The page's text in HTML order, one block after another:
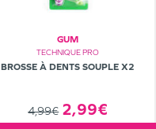
GUM
TECHNIQUE PRO
BROSSE À DENTS SOUPLE X2
4,99€ 2,99€